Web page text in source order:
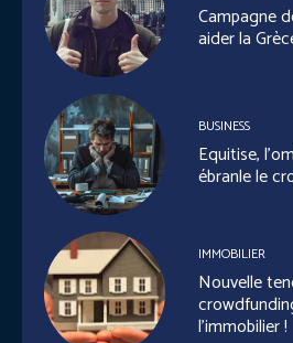
Campagne
aider la
BUSINESS
Equitise,
ébranle le
IMMOBILIER
Nouvelle
l’immobilier !